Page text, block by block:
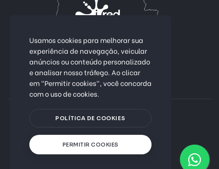
Conectividade 100% fibra óptica.
Mais de 25 cidades no Paraná
© 2026 - Ired Internet
Política de Privacidade
Usamos cookies para melhorar sua
experiência de navegação, veicular
anúncios ou conteúdo personalizado
e analisar nosso tráfego. Ao clicar
em "Permitir cookies", você concorda
com o uso de cookies.
POLÍTICA DE COOKIES
PERMITIR COOKIES